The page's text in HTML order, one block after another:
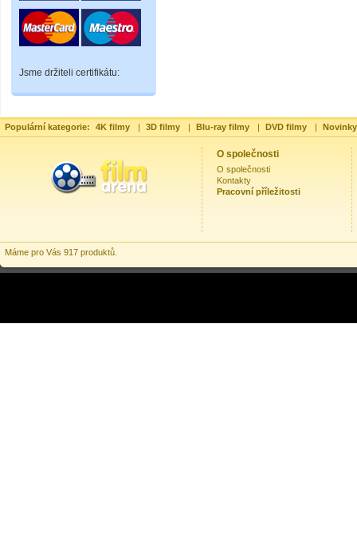
Jsme držiteli certifikátu:
Populární kategorie: 4K filmy | 3D filmy | Blu-ray filmy | DVD filmy |
O společnosti
O společnosti
Kontakty
Pracovní příležitosti
Máme pro Vás 917 produktů.